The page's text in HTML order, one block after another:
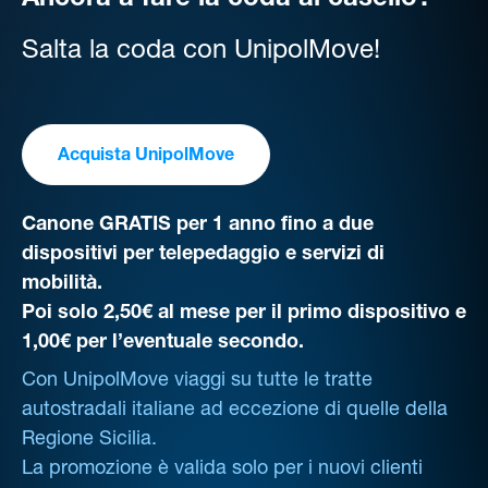
Salta la coda con UnipolMove!
Acquista UnipolMove
Canone GRATIS per 1 anno fino a due
dispositivi per telepedaggio e servizi di
mobilità.
Poi solo 2,50€ al mese per il primo dispositivo e
1,00€ per l’eventuale secondo.
Con UnipolMove viaggi su tutte le tratte
autostradali italiane ad eccezione di quelle della
Regione Sicilia.
La promozione è valida solo per i nuovi clienti